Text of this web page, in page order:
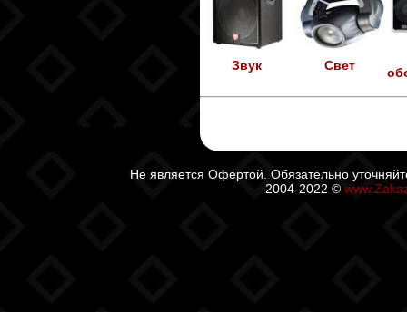
Звук Свет
Не является Офертой. Обязательно
2004-2022 ©